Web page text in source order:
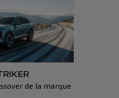
de la marque